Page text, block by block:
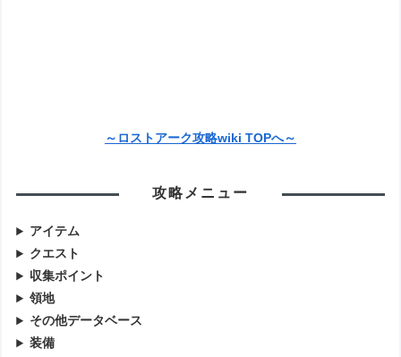
～ロストアーク攻略wiki TOPへ～
攻略メニュー
アイテム
クエスト
収集ポイント
領地
その他データベース
装備